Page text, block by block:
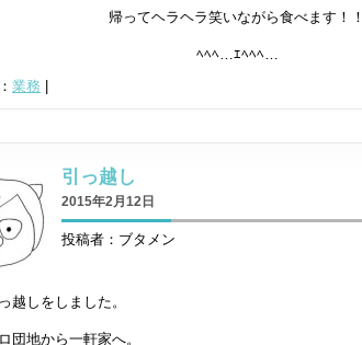
帰ってヘラヘラ笑いながら食べます！
ﾍﾍﾍ…ｴﾍﾍﾍ…
業務 |
引っ越し
2015年2月12日
投稿者：ブタメン
越しをしました。
団地から一軒家へ。